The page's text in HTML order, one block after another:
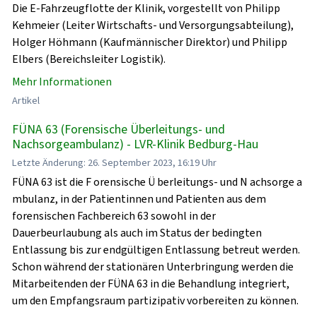
Die E-Fahrzeugflotte der Klinik, vorgestellt von Philipp
Kehmeier (Leiter Wirtschafts- und Versorgungsabteilung),
Holger Höhmann (Kaufmännischer Direktor) und Philipp
Elbers (Bereichsleiter Logistik).
Mehr Informationen
Artikel
FÜNA 63 (Forensische Überleitungs- und
Nachsorgeambulanz) - LVR-Klinik Bedburg-Hau
Letzte Änderung: 26. September 2023, 16:19 Uhr
FÜNA 63 ist die F orensische Ü berleitungs- und N achsorge a
mbulanz, in der Patientinnen und Patienten aus dem
forensischen Fachbereich 63 sowohl in der
Dauerbeurlaubung als auch im Status der bedingten
Entlassung bis zur endgültigen Entlassung betreut werden.
Schon während der stationären Unterbringung werden die
Mitarbeitenden der FÜNA 63 in die Behandlung integriert,
um den Empfangsraum partizipativ vorbereiten zu können.